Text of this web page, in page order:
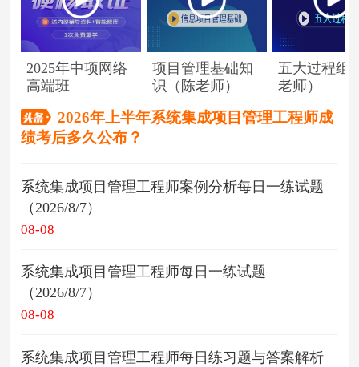
2025年中项网络
高端班
项目管理基础知
识（陈老师）
五大过程组
老师）
2026年上半年系统集成项目管理工程师成
绩考后多久公布？
系统集成项目管理工程师案例分析每日一练试题
（2026/8/7）
08-08
系统集成项目管理工程师每日一练试题
（2026/8/7）
08-08
系统集成项目管理工程师每日练习题与答案解析